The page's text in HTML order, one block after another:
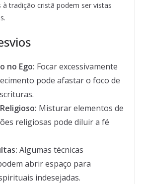
à tradição cristã podem ser vistas
no Ego: Focar excessivamente
pode afastar o foco de
Misturar elementos de
religiosas pode diluir a fé
Algumas técnicas
abrir espaço para
indesejadas.